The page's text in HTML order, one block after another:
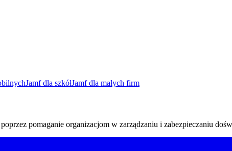
Jamf dla szkółJamf dla małych firm
pomaganie organizacjom w zarządzaniu i zabezpieczaniu